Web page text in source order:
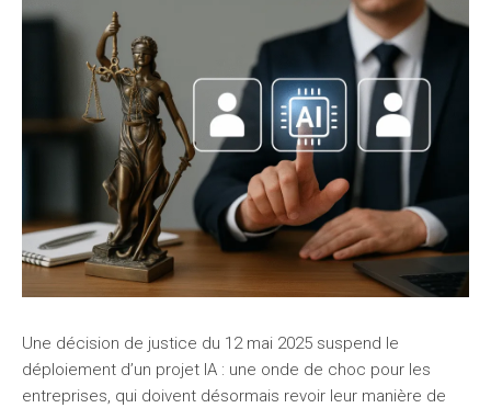
Une décision de justice du 12 mai 2025 suspend le
déploiement d’un projet IA : une onde de choc pour les
entreprises, qui doivent désormais revoir leur manière de